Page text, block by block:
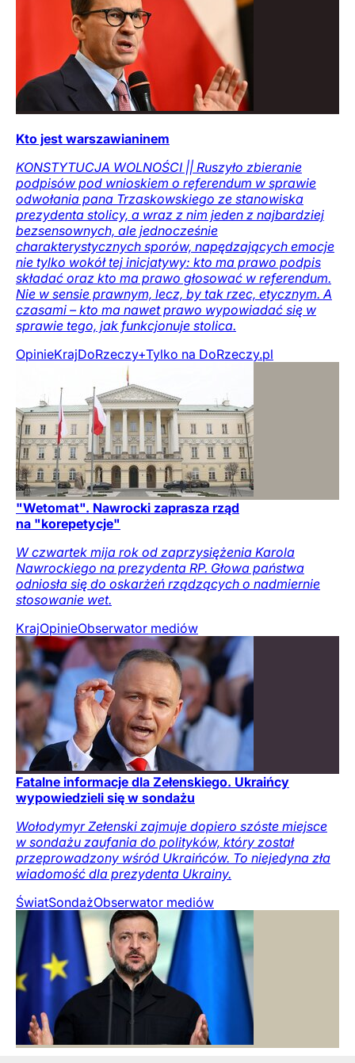
Kto jest warszawianinem
KONSTYTUCJA WOLNOŚCI || Ruszyło zbieranie
podpisów pod wnioskiem o referendum w sprawie
odwołania pana Trzaskowskiego ze stanowiska
prezydenta stolicy, a wraz z nim jeden z najbardziej
bezsensownych, ale jednocześnie
charakterystycznych sporów, napędzających emocje
nie tylko wokół tej inicjatywy: kto ma prawo podpis
składać oraz kto ma prawo głosować w referendum.
Nie w sensie prawnym, lecz, by tak rzec, etycznym. A
czasami – kto ma nawet prawo wypowiadać się w
sprawie tego, jak funkcjonuje stolica.
OpinieKrajDoRzeczy+Tylko na DoRzeczy.pl
"Wetomat". Nawrocki zaprasza rząd
na "korepetycje"
W czwartek mija rok od zaprzysiężenia Karola
Nawrockiego na prezydenta RP. Głowa państwa
odniosła się do oskarżeń rządzących o nadmiernie
stosowanie wet.
KrajOpinieObserwator mediów
Fatalne informacje dla Zełenskiego. Ukraińcy
wypowiedzieli się w sondażu
Wołodymyr Zełenski zajmuje dopiero szóste miejsce
w sondażu zaufania do polityków, który został
przeprowadzony wśród Ukraińców. To niejedyna zła
wiadomość dla prezydenta Ukrainy.
ŚwiatSondażObserwator mediów